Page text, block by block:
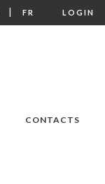
| FR LOGIN
CONTACTS